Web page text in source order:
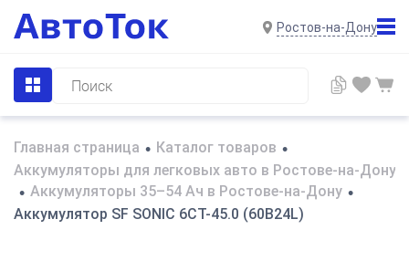
Ростов-на-Дону
Главная страница • Каталог товаров •
Аккумуляторы для легковых авто в Ростове-на-Дону
• Аккумуляторы 35–54 Ач в Ростове-на-Дону •
Аккумулятор SF SONIC 6СТ-45.0 (60B24L)